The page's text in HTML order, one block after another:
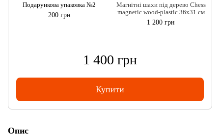
Подарункова упаковка №2
200 грн
Магнітні шахи під дерево Chess
magnetic wood-plastic 36x31 см
1 200 грн
1 400 грн
Купити
Опис